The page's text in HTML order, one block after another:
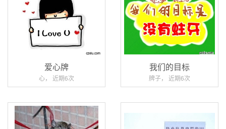
爱心牌
心， 近期6次
我们的目标
牌子， 近期6次